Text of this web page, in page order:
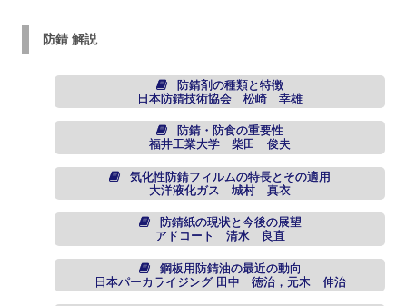
防錆 解説
防錆剤の種類と特徴
日本防錆技術協会 松崎 幸雄
防錆・防食の重要性
福井工業大学 柴田 俊夫
気化性防錆フィルムの特長とその適用
大洋液化ガス 城村 真衣
防錆紙の現状と今後の展望
アドコート 清水 良直
鋼板用防錆油の最近の動向
日本パーカライジング 田中 徳治，元木 伸治